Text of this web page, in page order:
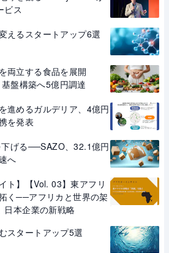
ビス
えるスタートアップ6選
両立する食品を展開
盤構築へ5億円調達
進めるガルデリア、4億円
を発表
げる──SAZO、32.1億円
へ
ト】【Vol. 03】東アフリ
く──アフリカと世界の架
日本企業の新戦略
スタートアップ5選